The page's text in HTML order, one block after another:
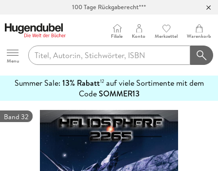
100 Tage Rückgaberecht***
Hugendubel
Menu
Filiale Konto Merkzettel Warenkorb
Summer Sale: 13% Rabatt12auf viele Sortimente mit dem
CodeSOMMER13
erfahren
Band 32